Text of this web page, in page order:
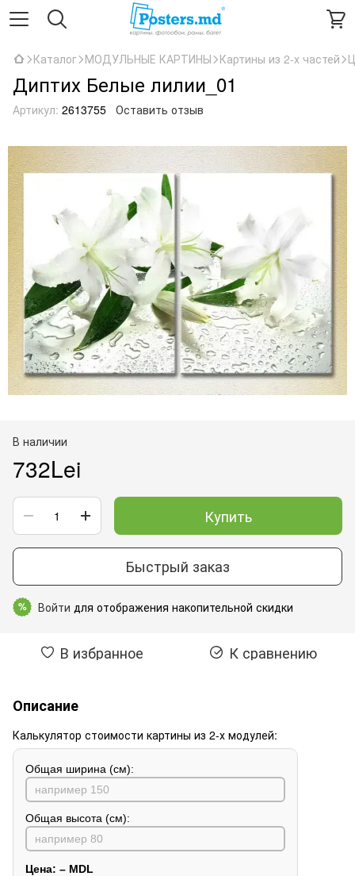
Каталог МОДУЛЬНЫЕ КАРТИНЫ Картины из 2-х частей
Диптих Белые лилии_01
Артикул: 2613755 Оставить отзыв
В наличии
732Lei
Купить
Быстрый заказ
% Войти для отображения накопительной скидки
В избранное К сравнению
Описание
Калькулятор стоимости картины из 2-х модулей:
Общая ширина (см):
Общая высота (см):
Цена: – MDL